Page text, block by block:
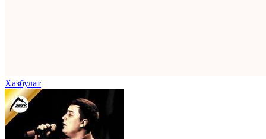
Хазбулат